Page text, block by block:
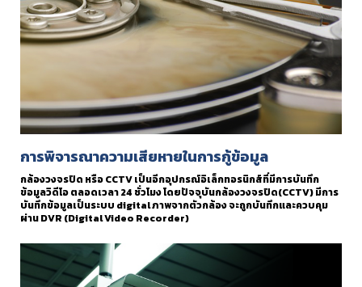
การพิจารณาความเสียหายในการกู้ข้อมูล
กล้องวงจรปิด หรือ CCTV เป็นอีกอุปกรณ์อิเล็กทอรนิกส์ที่มีการบันทึก
ข้อมูลวิดีโอ ตลอดเวลา 24 ชั่วโมง โดยปัจจุบันกล้องวงจรปิด(CCTV) มีการ
บันทึกข้อมูลเป็นระบบ digital ภาพจากตัวกล้อง จะถูกบันทึกและควบคุม
ผ่าน DVR (Digital Video Recorder)